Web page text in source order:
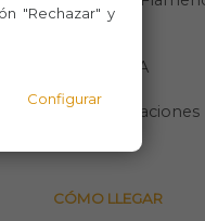
Sevilla
SEVILLA
Observaciones
CÓMO LLEGAR
"Rechazar" y
Configurar